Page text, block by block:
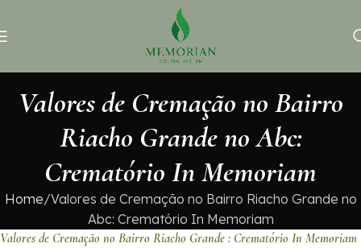
Valores de Cremação no Bairro
Riacho Grande no Abc:
Crematório In Memoriam
Home Valores de Cremação no Bairro Riacho Grande no
Abc: Crematório In Memoriam
Valores de Cremação no Bairro Riacho Grande : Crematório In Memoriam